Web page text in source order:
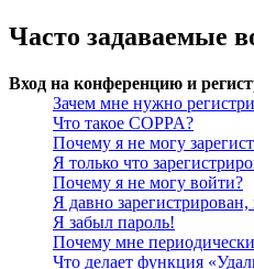
Часто задаваемые
Вход на конференцию и
Зачем мне нужно
Что такое COPPA?
Почему я не могу
Я только что
Почему я не могу войти?
Я давно
Я забыл пароль!
Почему мне
Что делает функция